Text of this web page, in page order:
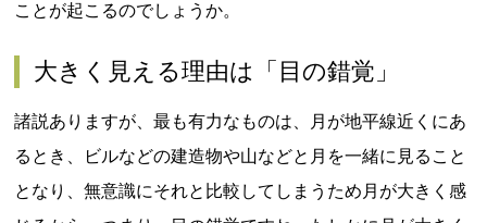
ことが起こるのでしょうか。
大きく見える理由は「目の錯覚」
諸説ありますが、最も有力なものは、月が地平線近くにあ
るとき、ビルなどの建造物や山などと月を一緒に見ること
となり、無意識にそれと比較してしまうため月が大きく感